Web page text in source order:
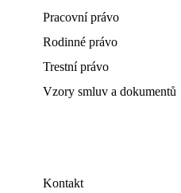
Pracovní právo
Rodinné právo
Trestní právo
Vzory smluv a dokumentů
Kontakt